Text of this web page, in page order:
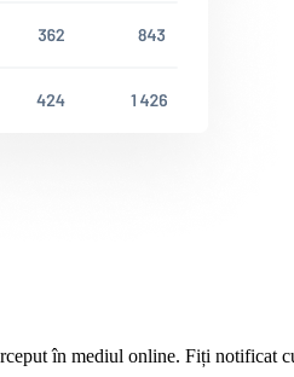
în mediul online. Fiți notificat